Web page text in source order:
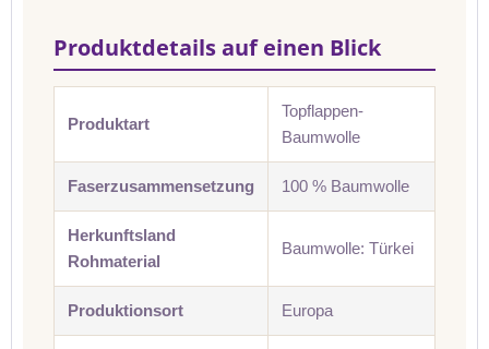
Produktdetails auf einen Blick
Produktart
Topflappen-
Baumwolle
Faserzusammensetzung 100 % Baumwolle
Herkunftsland
Rohmaterial
Baumwolle: Türkei
Produktionsort Europa